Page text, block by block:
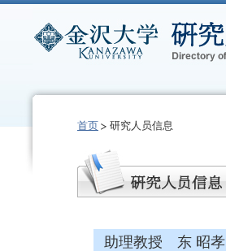
首页 研究人员信息
助理教授 东 昭孝